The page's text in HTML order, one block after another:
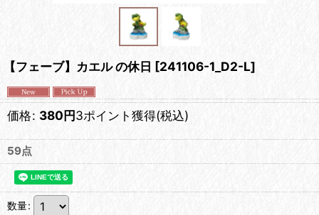
【フェーブ】カエル の休日 [241106-1_D2-L]
価格: 380円3ポイント獲得(税込)
59点
数量: